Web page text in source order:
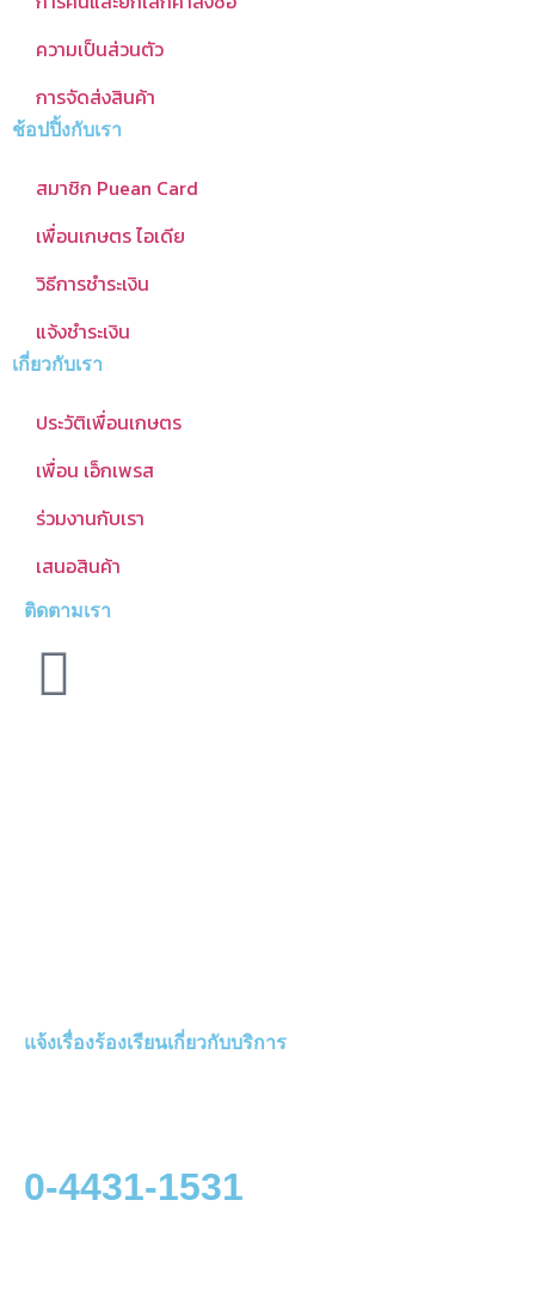
ความเป็นส่วนตัว
การจัดส่งสินค้า
ช้อปปิ้งกับเรา
สมาชิก Puean Card
เพื่อนเกษตร ไอเดีย
วิธีการชำระเงิน
แจ้งชำระเงิน
เกี่ยวกับเรา
ประวัติเพื่อนเกษตร
เพื่อน เอ็กเพรส
ร่วมงานกับเรา
เสนอสินค้า
ติดตามเรา
แจ้งเรื่องร้องเรียนเกี่ยวกับบริการ
0-4431-1531